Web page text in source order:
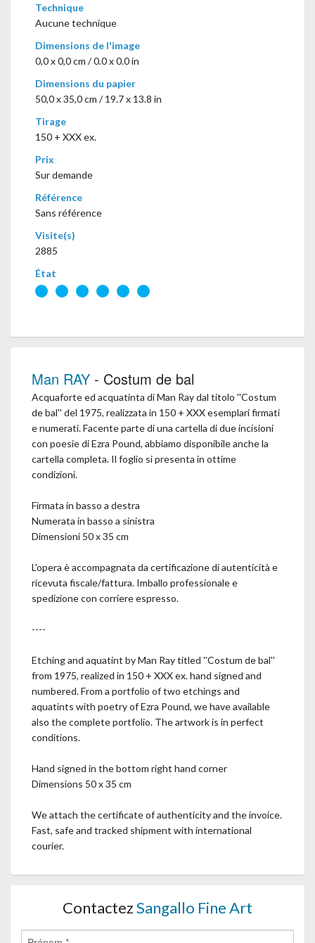
Technique
Aucune technique
Dimensions de l'image
0,0 x 0,0 cm / 0.0 x 0.0 in
Dimensions du papier
50,0 x 35,0 cm / 19.7 x 13.8 in
Tirage
150 + XXX ex.
Prix
Sur demande
Référence
Sans référence
Visite(s)
2885
État
Man RAY - Costum de bal
Acquaforte ed acquatinta di Man Ray dal titolo ''Costum
de bal'' del 1975, realizzata in 150 + XXX esemplari firmati
e numerati. Facente parte di una cartella di due incisioni
con poesie di Ezra Pound, abbiamo disponibile anche la
cartella completa. Il foglio si presenta in ottime
condizioni.
Firmata in basso a destra
Numerata in basso a sinistra
Dimensioni 50 x 35 cm
L'opera è accompagnata da certificazione di autenticità e
ricevuta fiscale/fattura. Imballo professionale e
spedizione con corriere espresso.
----
Etching and aquatint by Man Ray titled ''Costum de bal''
from 1975, realized in 150 + XXX ex. hand signed and
numbered. From a portfolio of two etchings and
aquatints with poetry of Ezra Pound, we have available
also the complete portfolio. The artwork is in perfect
conditions.
Hand signed in the bottom right hand corner
Dimensions 50 x 35 cm
We attach the certificate of authenticity and the invoice.
Fast, safe and tracked shipment with international
courier.
ContactezSangallo Fine Art